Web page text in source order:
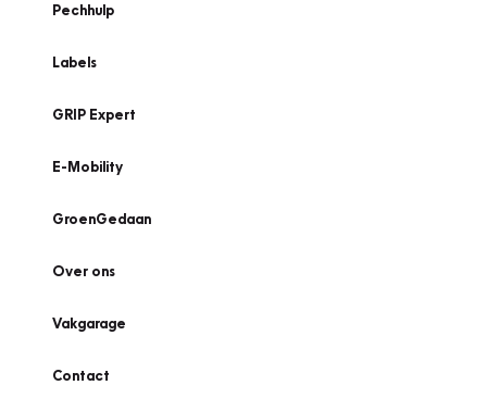
Pechhulp
Labels
GRIP Expert
E-Mobility
GroenGedaan
Over ons
Vakgarage
Contact